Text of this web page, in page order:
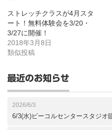
ストレッチクラスが4月スタ
ート！無料体験会を3/20・
3/27に開催！
2018年3月8日
類似投稿
最近のお知らせ
2026/6/3
6/3(水)ビーコルセンタースタジオ